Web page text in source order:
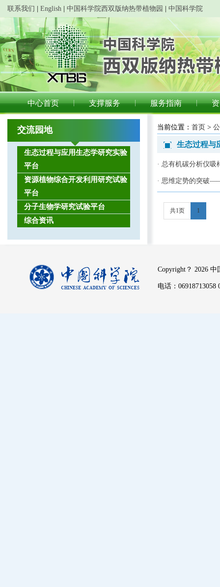
联系我们 English 中国科学院西双版纳热带植物园 中国科学院
中心首页 支撑服务 服务指南
交流园地
生态过程与应用生态学研究实验
平台
资源植物综合开发利用研究试验
平台
分子生物学研究试验平台
综合资讯
当前位置： 首页 >
生态过程与
· 总有机碳分析仪吸
· 思维定势的突破
共1页 1
Copyright？ 2026 中
电话：06918713058